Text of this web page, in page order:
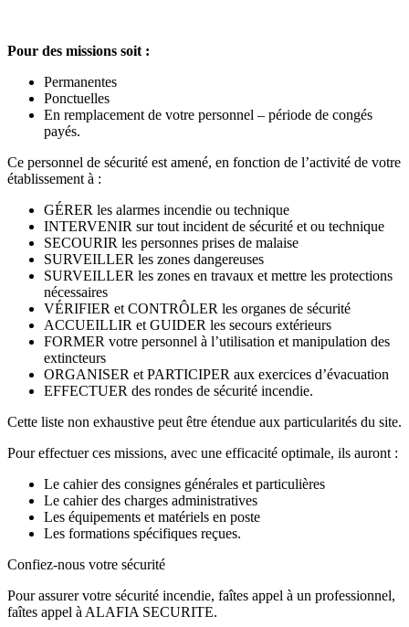
Pour des missions soit :
Permanentes
Ponctuelles
En remplacement de votre personnel – période de congés
payés.
Ce personnel de sécurité est amené, en fonction de l’activité de votre
établissement à :
GÉRER les alarmes incendie ou technique
INTERVENIR sur tout incident de sécurité et ou technique
SECOURIR les personnes prises de malaise
SURVEILLER les zones dangereuses
SURVEILLER les zones en travaux et mettre les protections
nécessaires
VÉRIFIER et CONTRÔLER les organes de sécurité
ACCUEILLIR et GUIDER les secours extérieurs
FORMER votre personnel à l’utilisation et manipulation des
extincteurs
ORGANISER et PARTICIPER aux exercices d’évacuation
EFFECTUER des rondes de sécurité incendie.
Cette liste non exhaustive peut être étendue aux particularités du site.
Pour effectuer ces missions, avec une efficacité optimale, ils auront :
Le cahier des consignes générales et particulières
Le cahier des charges administratives
Les équipements et matériels en poste
Les formations spécifiques reçues.
Confiez-nous votre sécurité
Pour assurer votre sécurité incendie, faîtes appel à un professionnel,
faîtes appel à ALAFIA SECURITE.